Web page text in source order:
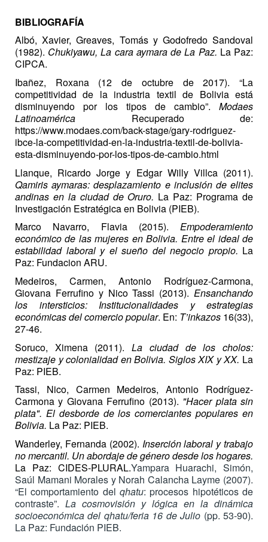
BIBLIOGRAFÍA
Albó, Xavier, Greaves, Tomás y Godofredo Sandoval
(1982). Chukiyawu, La cara aymara de La Paz. La Paz:
CIPCA.
Ibañez, Roxana (12 de octubre de 2017). “La
competitividad de la industria textil de Bolivia está
disminuyendo por los tipos de cambio”. Modaes
Latinoamérica Recuperado de:
https://www.modaes.com/back-stage/gary-rodriguez-
ibce-la-competitividad-en-la-industria-textil-de-bolivia-
esta-disminuyendo-por-los-tipos-de-cambio.html
Llanque, Ricardo Jorge y Edgar Willy Villca (2011).
Qamiris aymaras: desplazamiento e inclusión de elites
andinas en la ciudad de Oruro. La Paz: Programa de
Investigación Estratégica en Bolivia (PIEB).
Marco Navarro, Flavia (2015). Empoderamiento
económico de las mujeres en Bolivia. Entre el ideal de
estabilidad laboral y el sueño del negocio propio. La
Paz: Fundacion ARU.
Medeiros, Carmen, Antonio Rodríguez-Carmona,
Giovana Ferrufino y Nico Tassi (2013). Ensanchando
los intersticios: Institucionalidades y estrategias
económicas del comercio popular. En: T’inkazos 16(33),
27-46.
Soruco, Ximena (2011).La ciudad de los cholos:
mestizaje y colonialidad en Bolivia. Siglos XIX y XX. La
Paz: PIEB.
Tassi, Nico, Carmen Medeiros, Antonio Rodríguez-
Carmona y Giovana Ferrufino (2013). "Hacer plata sin
plata". El desborde de los comerciantes populares en
Bolivia. La Paz: PIEB.
Wanderley, Fernanda (2002). Inserción laboral y trabajo
no mercantil. Un abordaje de género desde los hogares.
La Paz: CIDES-PLURAL.Yampara Huarachi, Simón,
Saúl Mamani Morales y Norah Calancha Layme (2007).
“El comportamiento del qhatu: procesos hipotéticos de
contraste”. La cosmovisión y lógica en la dinámica
socioeconómica del qhatu/feria 16 de Julio (pp. 53-90).
La Paz: Fundación PIEB.